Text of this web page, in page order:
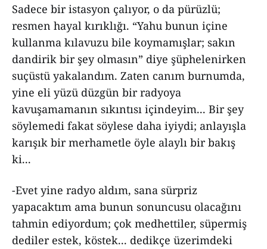
Sadece bir istasyon çalıyor, o da pürüzlü;
resmen hayal kırıklığı. “Yahu bunun içine
kullanma kılavuzu bile koymamışlar; sakın
dandirik bir şey olmasın” diye şüphelenirken
suçüstü yakalandım. Zaten canım burnumda,
yine eli yüzü düzgün bir radyoya
kavuşamamanın sıkıntısı içindeyim... Bir şey
söylemedi fakat söylese daha iyiydi; anlayışla
karışık bir merhametle öyle alaylı bir bakış
ki...
-Evet yine radyo aldım, sana sürpriz
yapacaktım ama bunun sonuncusu olacağını
tahmin ediyordum; çok medhettiler, süpermiş
dediler estek, köstek... dedikçe üzerimdeki